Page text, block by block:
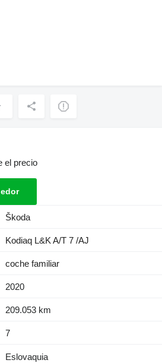
el precio
Škoda
Kodiaq L&K A/T 7 /AJ
coche familiar
2020
209.053 km
7
Eslovaquia